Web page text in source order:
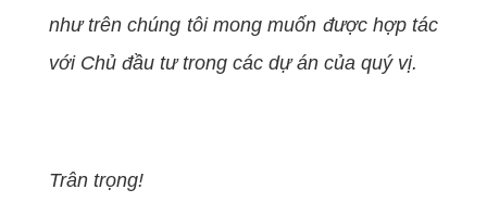
như trên chúng tôi mong muốn được hợp tác
với Chủ đầu tư trong các dự án của quý vị.
Trân trọng!